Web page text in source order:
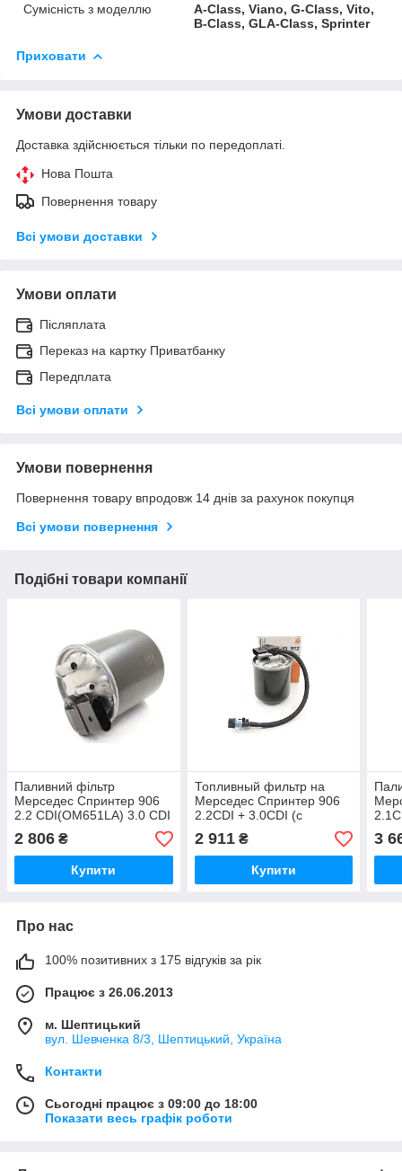
Сумісність з моделлю
A-Class, Viano, G-Class, Vito,
B-Class, GLA-Class, Sprinter
Приховати
Умови доставки
Доставка здійснюється тільки по передоплаті.
Нова Пошта
Повернення товару
Всі умови доставки
Умови оплати
Післяплата
Переказ на картку Приватбанку
Передплата
Всі умови оплати
Умови повернення
Повернення товару впродовж 14 днів за рахунок покупця
Всі умови повернення
Подібні товари компанії
Паливний фільтр
Мерседес Спринтер 906
2.2 CDI(OM651LA) 3.0 CDI
2006-> KNECHT
(Німеччина) KL914
2 806 ₴
Купити
Топливный фильтр на
Мерседес Спринтер 906
2.2CDI + 3.0CDI (с
системой водоотвода)
MANN-FILTER —
WK82018
2 911₴
Купити
3
Про нас
100% позитивних з 175 відгуків за рік
Працює з 26.06.2013
м. Шептицький
вул. Шевченка 8/3, Шептицький, Україна
Контакти
Сьогодні працює з 09:00 до 18:00
Показати весь графік роботи